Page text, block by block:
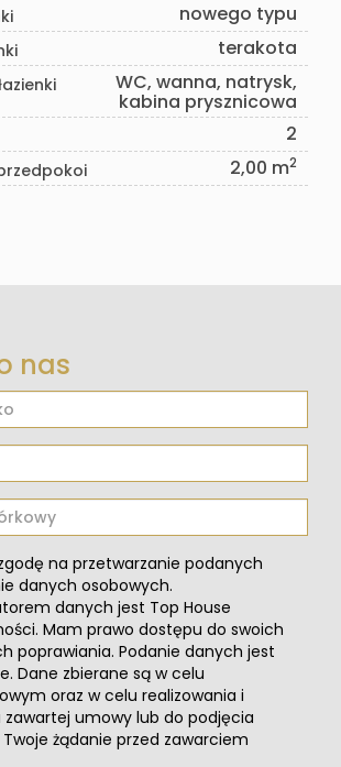
nowego typu
terakota
WC, wanna, natrysk,
kabina prysznicowa
2
2,00 m2
nas
na przetwarzanie podanych
danych osobowych.
danych jest Top House
Mam prawo dostępu do swoich
poprawiania. Podanie danych jest
Dane zbierane są w celu
oraz w celu realizowania i
zawartej umowy lub do podjęcia
Twoje żądanie przed zawarciem